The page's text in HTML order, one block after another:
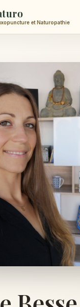
et Naturopathie